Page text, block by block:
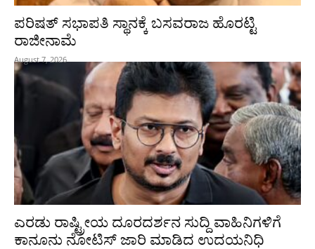
ಪರಿಷತ್‌ ಸಭಾಪತಿ ಸ್ಥಾನಕ್ಕೆ ಬಸವರಾಜ ಹೊರಟ್ಟಿ
ರಾಜೀನಾಮೆ
August 7, 2026
ಎರಡು ರಾಷ್ಟ್ರೀಯ ದೂರದರ್ಶನ ಸುದ್ದಿ ವಾಹಿನಿಗಳಿಗೆ
ಕಾನೂನು ನೋಟಿಸ್ ಜಾರಿ ಮಾಡಿದ ಉದಯನಿಧಿ